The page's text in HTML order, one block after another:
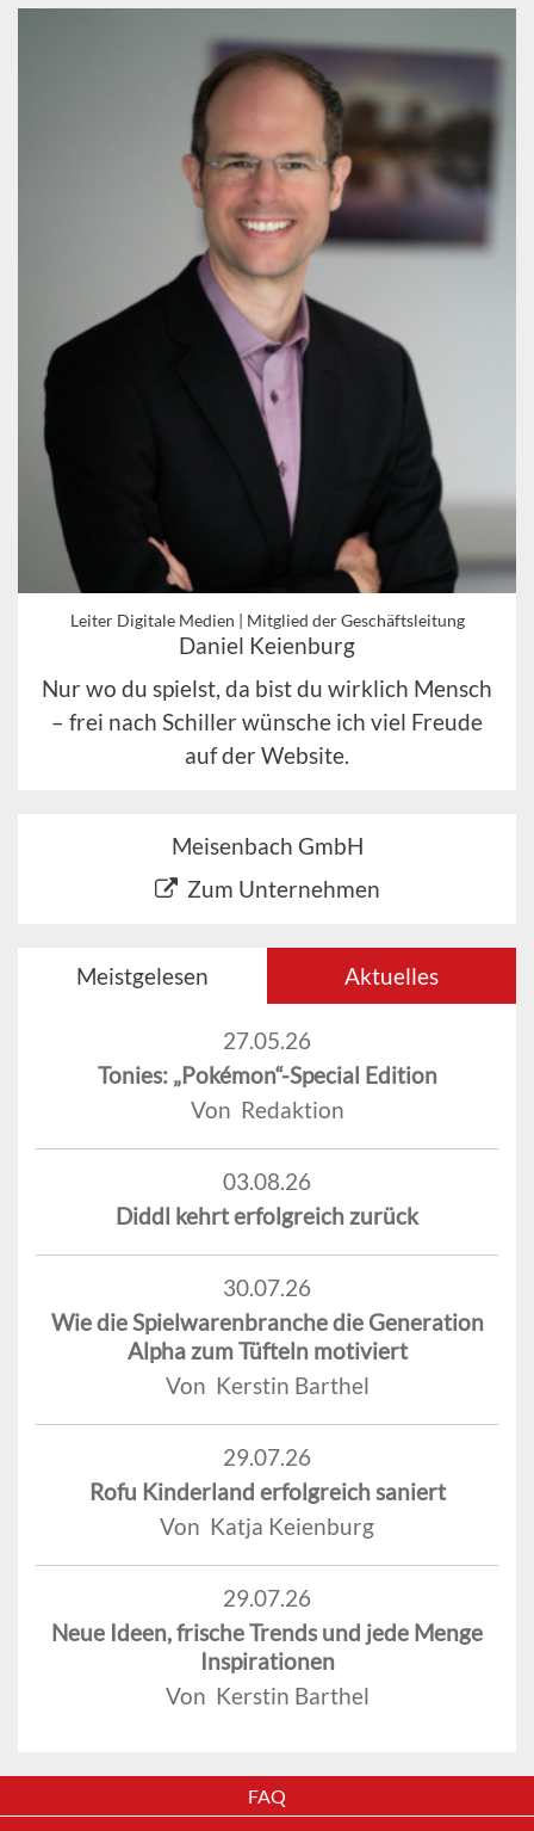
Leiter Digitale Medien | Mitglied der Geschäftsleitung
Daniel Keienburg
Nur wo du spielst, da bist du wirklich Mensch
– frei nach Schiller wünsche ich viel Freude
auf der Website.
Meisenbach GmbH
Zum Unternehmen
Meistgelesen Aktuelles
27.05.26
Tonies: „Pokémon“-Special Edition
Von Redaktion
03.08.26
Diddl kehrt erfolgreich zurück
30.07.26
Wie die Spielwarenbranche die Generation
Alpha zum Tüfteln motiviert
Von Kerstin Barthel
29.07.26
Rofu Kinderland erfolgreich saniert
Von Katja Keienburg
29.07.26
Neue Ideen, frische Trends und jede Menge
Inspirationen
Von Kerstin Barthel
FAQ